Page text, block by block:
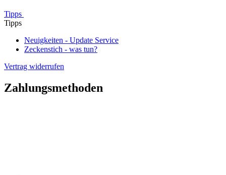
Tipps
Tipps
Neuigkeiten - Update Service
Zeckenstich - was tun?
Vertrag widerrufen
Zahlungsmethoden